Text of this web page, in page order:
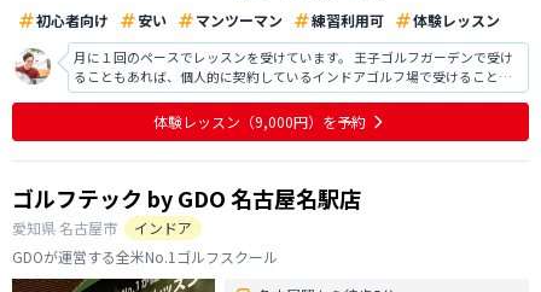
初心者向け
安い マンツーマン 練習利用可 体験レッスン
月に１回のペースでレッスンを受けています。 王子ゴルフガーデンで受け
ることもあれば、個人的に契約しているインドアゴルフ場で受けることも
あります。 吉田コーチのレッスンは楽しく、レッスンを受けるとゴルフへ
のモチベーションが上がります。 教えていただく内容も分かりやすく、練
習メニューも教えていただけ
体験レッスン （9,000円） を予約
ゴルフテック by GDO 名古屋名駅店
愛知県名古屋市
インドア
GDOが運営する全米No.1ゴルフスクール